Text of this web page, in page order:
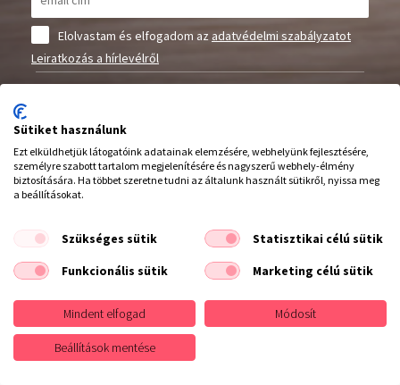
Elolvastam és elfogadom azadatvédelmi szabályzatot
Leiratkozás a hírlevélről
Feliratkozás
20/942 2753
INFORMÁCIÓK
Sütiket használunk
Ezt elküldhetjük látogatóink adatainak elemzésére, webhelyünk fejlesztésére,
személyre szabott tartalom megjelenítésére és nagyszerű webhely-élmény
biztosítására. Ha többet szeretne tudni az általunk használt sütikről, nyissa meg
a beállításokat.
Szükséges sütik
Statisztikai célú sütik
Funkcionális sütik
Marketing célú sütik
Mindent elfogad Módosít
Beállítások mentése